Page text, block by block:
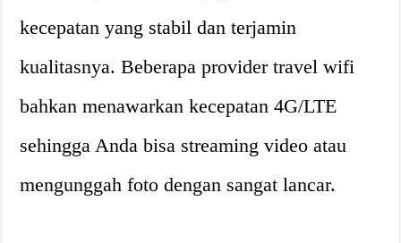
kecepatan yang stabil dan terjamin
kualitasnya. Beberapa provider travel wifi
bahkan menawarkan kecepatan 4G/LTE
sehingga Anda bisa streaming video atau
mengunggah foto dengan sangat lancar.